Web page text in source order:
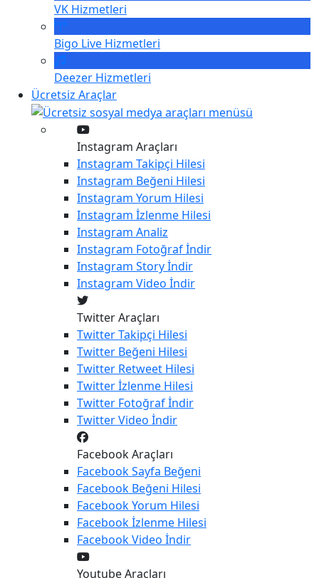
VK Hizmetleri
Bigo Live Hizmetleri
Deezer Hizmetleri
Ücretsiz Araçlar
Instagram Araçları
Instagram Takipçi Hilesi
Instagram Beğeni Hilesi
Instagram Yorum Hilesi
Instagram İzlenme Hilesi
Instagram Analiz
Instagram Fotoğraf İndir
Instagram Story İndir
Instagram Video İndir
Twitter Araçları
TwitterTakipçi Hilesi
Twitter Beğeni Hilesi
Twitter Retweet Hilesi
Twitterİzlenme Hilesi
Twitter Fotoğraf İndir
TwitterVideo İndir
Facebook Araçları
FacebookSayfa Beğeni
Facebook Beğeni Hilesi
FacebookYorum Hilesi
Facebookİzlenme Hilesi
FacebookVideo İndir
Youtube Araçları